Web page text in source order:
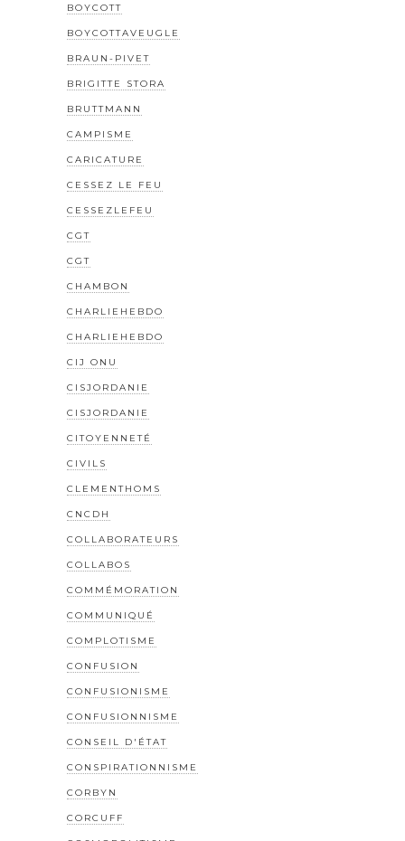
BOYCOTT
BOYCOTTAVEUGLE
BRAUN-PIVET
BRIGITTE STORA
BRUTTMANN
CAMPISME
CARICATURE
CESSEZ LE FEU
CESSEZLEFEU
CGT
CGT
CHAMBON
CHARLIEHEBDO
CHARLIEHEBDO
CIJ ONU
CISJORDANIE
CISJORDANIE
CITOYENNETÉ
CIVILS
CLEMENTHOMS
CNCDH
COLLABORATEURS
COLLABOS
COMMÉMORATION
COMMUNIQUÉ
COMPLOTISME
CONFUSION
CONFUSIONISME
CONFUSIONNISME
CONSEIL D'ÉTAT
CONSPIRATIONNISME
CORBYN
CORCUFF